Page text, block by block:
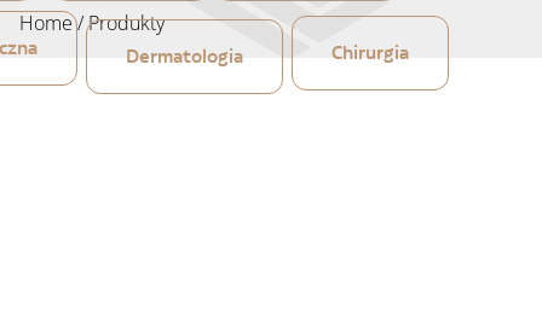
Dermatologia Chirurgia
Home/Produkty